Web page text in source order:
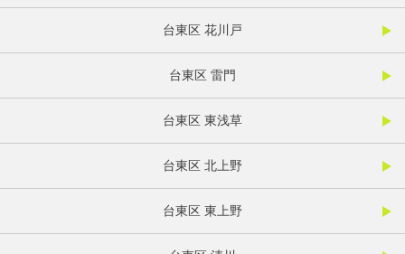
台東区 花川戸
台東区 雷門
台東区 東浅草
台東区 北上野
台東区 東上野